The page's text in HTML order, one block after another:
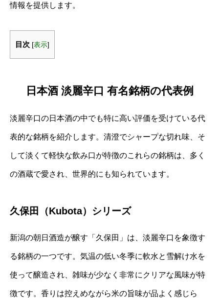
情報を提供します。
目次 [表示]
日本酒 淡麗辛口 有名銘柄の代表例
淡麗辛口の日本酒の中でも特に高い評価を受けている代
表的な銘柄を紹介します。清澄でシャープな切れ味、そ
して淡くて軽快な飲み口が特徴のこれらの銘柄は、多く
の酒蔵で愛され、世界的にも知られています。
久保田（Kubota）シリーズ
新潟の朝日酒造が醸す「久保田」は、淡麗辛口を象徴す
る銘柄の一つです。気温の低い冬季に軟水と雪解け水を
使って醸造され、雑味が少なく非常にクリアな風味が特
徴です。香りは控えめながら米の旨味が品よく感じら